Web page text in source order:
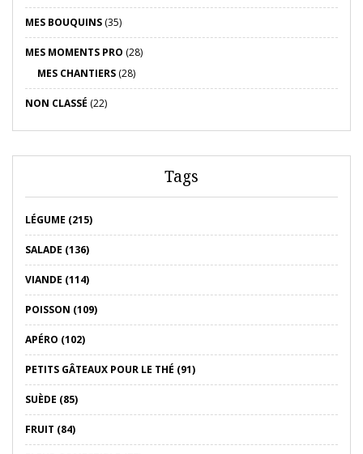
MES BOUQUINS (35)
MES MOMENTS PRO (28)
MES CHANTIERS (28)
NON CLASSÉ (22)
Tags
LÉGUME (215)
SALADE (136)
VIANDE (114)
POISSON (109)
APÉRO (102)
PETITS GÂTEAUX POUR LE THÉ (91)
SUÈDE (85)
FRUIT (84)